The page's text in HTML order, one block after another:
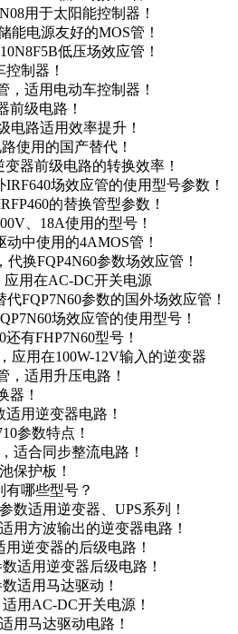
用于太阳能控制器！
能电源友好的MOS管！
低压场效应管！
制器！
，适用电动车控制器！
前级电路！
电路适用效率提升！
使用的国产替代！
器前级电路的转换效率！
场效应管的使用型号参数！
的替换管型参数！
、18A使用的型号！
中使用的4AMOS管！
换FQP4N60参数场效应管！
应用在AC-DC开关电源
FQP7N60参数的国外场效应管！
场效应管的使用型号！
有FHP7N60型号！
应用在100W-12V输入的逆变器
，适用升压电路！
器！
用逆变器电路！
参数特点！
适合同步整流电路！
保护板！
有哪些型号？
数适用逆变器、UPS系列！
用方波输出的逆变器电路！
逆变器的后级电路！
适用逆变器后级电路！
适用马达驱动！
用AC-DC开关电源！
用马达驱动电路！